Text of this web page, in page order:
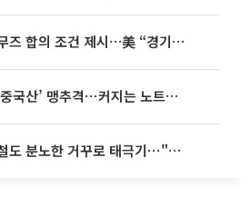
이란, 미국에 호르무즈 합의 조건 제시…美 “경기 아직 안 끝나” [종합]
맥북 품은 삼성에 ‘중국산’ 맹추격⋯커지는 노트북 OLED 시장
서경덕 교수, 김희철도 분노한 거꾸로 태극기⋯"엉터리는 아냐, 아쉬울 뿐"